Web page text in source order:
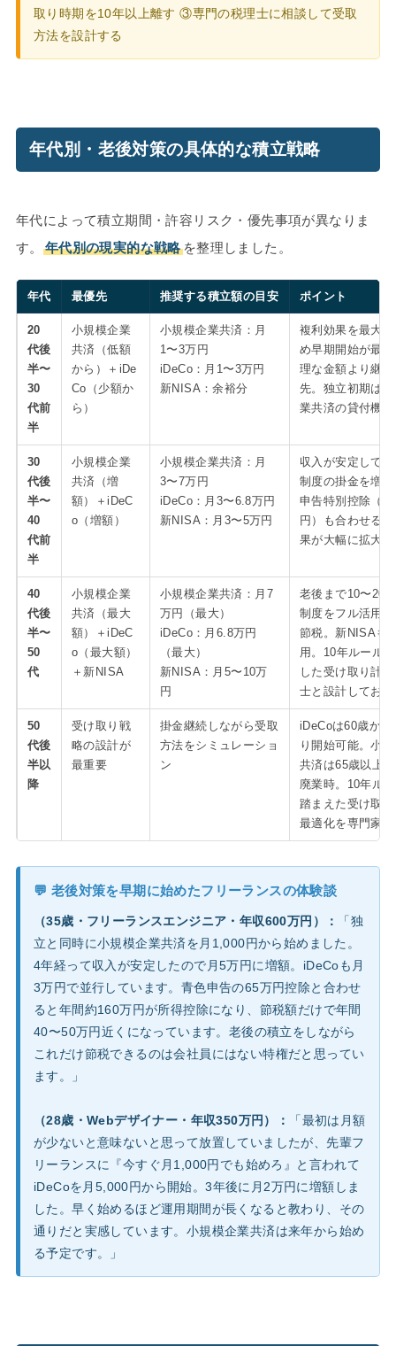
取り時期を10年以上離す ③専門の税理士に相談して受取
方法を設計する
年代別・老後対策の具体的な積立戦略
年代によって積立期間・許容リスク・優先事項が異なりま
す。
年代別の現実的な戦略を整理しました。
年代 最優先 推奨する積立額の目安 ポイント
20
代後
半〜
30
代前
半
小規模企業
共済（低額
から）＋iDe
Co（少額か
ら）
小規模企業共済：月
1〜3万円
iDeCo：月1〜3万円
新NISA：余裕分
複利効果を最大
め早期開始が最
理な金額より継
先。独立初期は
業共済の貸付機
30
代後
半〜
40
代前
半
小規模企業
共済（増
額）＋iDeC
o（増額）
小規模企業共済：月
3〜7万円
iDeCo：月3〜6.8万円
新NISA：月3〜5万円
収入が安定して
制度の掛金を増
申告特別控除（
円）も合わせる
果が大幅に拡大
40
代後
半〜
50
代
小規模企業
共済（最大
額）＋iDeC
o（最大額）
＋新NISA
小規模企業共済：月7
万円（最大）
iDeCo：月6.8万円
（最大）
新NISA：月5〜10万
円
老後まで10〜20
制度をフル活用
節税。新NISAも
用。10年ルール
した受け取り計
士と設計しておく
50
代後
半以
降
受け取り戦
略の設計が
最重要
掛金継続しながら受取
方法をシミュレーショ
ン
iDeCoは60歳から
り開始可能。小
共済は65歳以上
廃業時。10年ル
踏まえた受け取
最適化を専門家
💬 老後対策を早期に始めたフリーランスの体験談
（35歳・フリーランスエンジニア・年収600万円）：
「独
立と同時に小規模企業共済を月1,000円から始めました。
4年経って収入が安定したので月5万円に増額。iDeCoも月
3万円で並行しています。青色申告の65万円控除と合わせ
ると年間約160万円が所得控除になり、節税額だけで年間
40〜50万円近くになっています。老後の積立をしながら
これだけ節税できるのは会社員にはない特権だと思ってい
ます。」
（28歳・Webデザイナー・年収350万円）：
「最初は月額
が少ないと意味ないと思って放置していましたが、先輩フ
リーランスに『今すぐ月1,000円でも始めろ』と言われて
iDeCoを月5,000円から開始。3年後に月2万円に増額しま
した。早く始めるほど運用期間が長くなると教わり、その
通りだと実感しています。小規模企業共済は来年から始め
る予定です。」